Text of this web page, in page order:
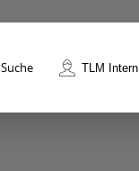
Suche TLM Intern